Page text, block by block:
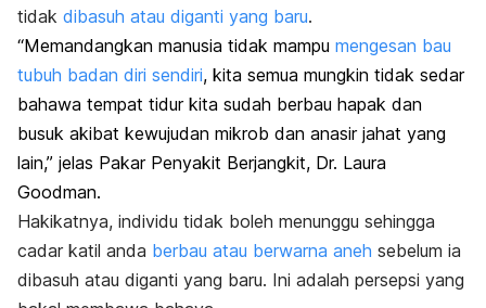
tidak dibasuh atau diganti yang baru.
“Memandangkan manusia tidak mampu mengesan bau
tubuh badan diri sendiri, kita semua mungkin tidak sedar
bahawa tempat tidur kita sudah berbau hapak dan
busuk akibat kewujudan mikrob dan anasir jahat yang
lain,” jelas Pakar Penyakit Berjangkit, Dr. Laura
Goodman.
Hakikatnya, individu tidak boleh menunggu sehingga
cadar katil anda berbau atau berwarna aneh sebelum ia
dibasuh atau diganti yang baru. Ini adalah persepsi yang